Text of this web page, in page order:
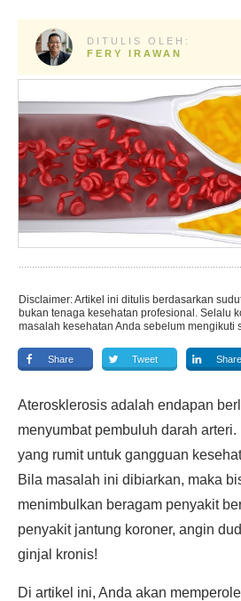
DITULIS OLEH:
FERY IRAWAN
Disclaimer: Artikel ini ditulis berdasarkan
bukan tenaga kesehatan profesional. Selalu
masalah kesehatan Anda sebelum mengikuti
Share Tweet Share
Aterosklerosis adalah endapan
menyumbat pembuluh darah
yang rumit untuk gangguan
Bila masalah ini dibiarkan, maka
menimbulkan beragam penyakit
penyakit jantung koroner, angin
ginjal kronis!
Di artikel ini, Anda akan